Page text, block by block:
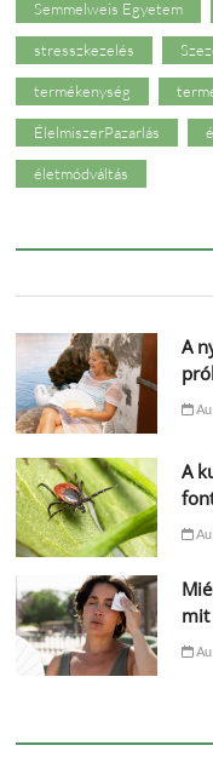
Semmelweis Egyetem
stresszkezelés
termékenység
ÉlelmiszerPazarlás
életmódváltás
A
A
mit